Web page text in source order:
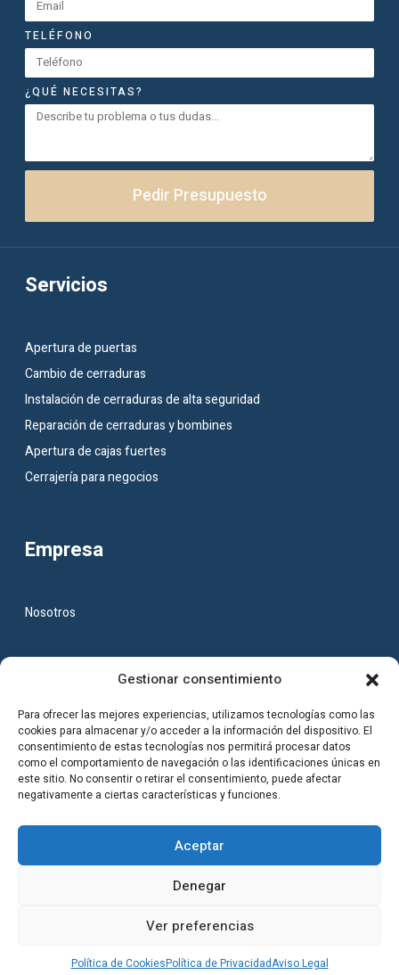
Gestionar consentimiento
Para ofrecer las mejores experiencias, utilizamos tecnologías como las
cookies para almacenar y/o acceder a la información del dispositivo. El
consentimiento de estas tecnologías nos permitirá procesar datos
como el comportamiento de navegación o las identificaciones únicas en
este sitio. No consentir o retirar el consentimiento, puede afectar
negativamente a ciertas características y funciones.
Aceptar
Denegar
Ver preferencias
Política de CookiesPolítica de PrivacidadAviso Legal
TELÉFONO
¿QUÉ NECESITAS?
Pedir Presupuesto
Servicios
Apertura de puertas
Cambio de cerraduras
Instalación de cerraduras de alta seguridad
Reparación de cerraduras y bombines
Apertura de cajas fuertes
Cerrajería para negocios
Empresa
Nosotros
info@cerrajerocartagena.com
C. Escorial, 9, 30202 Cartagena, Murcia
Política de Privacidad
Sitemap
¿Tienes una urgencia?